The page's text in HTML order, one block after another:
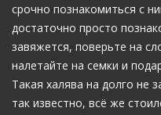
срочно познакомиться с
достаточно просто
завяжется, поверьте на
налетайте на семки и
Такая халява на долго не
так известно, всё же